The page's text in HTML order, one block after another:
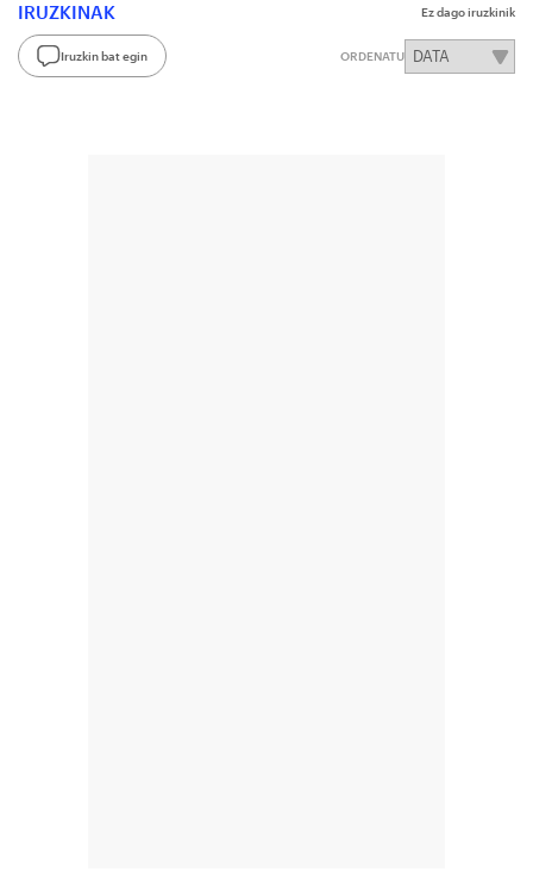
IRUZKINAK Ez dago iruzkinik
Iruzkin bat egin ORDENATU